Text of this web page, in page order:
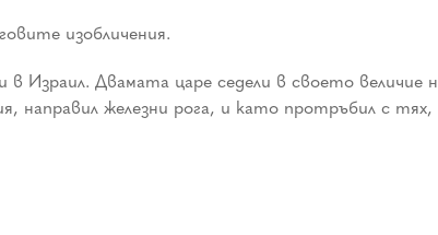
изобличения.
Израил. Двамата царе седели в своето величие
направил железни рога, и като протръбил с тях,